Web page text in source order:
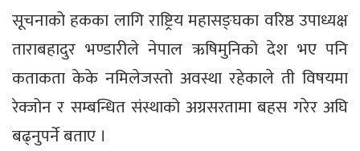
सूचनाको हकका लागि राष्ट्रिय महासङ्घका वरिष्ठ उपाध्यक्ष
ताराबहादुर भण्डारीले नेपाल ऋषिमुनिको देश भए पनि
कताकता केके नमिलेजस्तो अवस्था रहेकाले ती विषयमा
रेक्जोन र सम्बन्धित संस्थाको अग्रसरतामा बहस गरेर अघि
बढ्नुपर्ने बताए ।